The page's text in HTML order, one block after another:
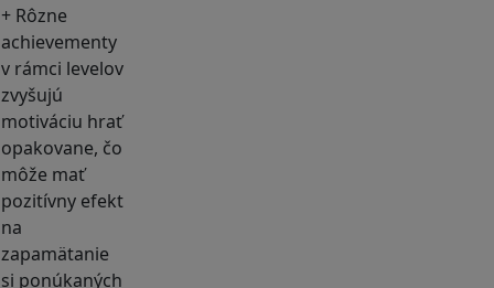
+ Rôzne
achievementy
v rámci levelov
zvyšujú
motiváciu hrať
opakovane, čo
môže mať
pozitívny efekt
na
zapamätanie
si ponúkaných